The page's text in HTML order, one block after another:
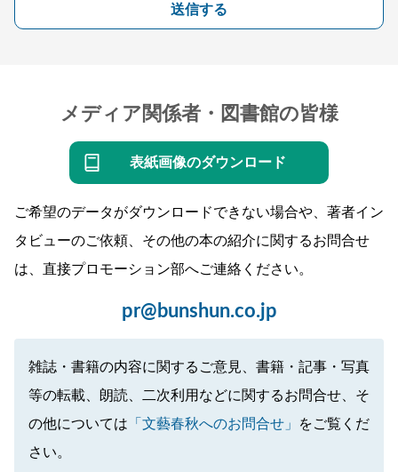
送信する
メディア関係者・図書館の皆様
表紙画像のダウンロード
ご希望のデータがダウンロードできない場合や、著者イン
タビューのご依頼、その他の本の紹介に関するお問合せ
は、直接プロモーション部へご連絡ください。
pr@bunshun.co.jp
雑誌・書籍の内容に関するご意見、書籍・記事・写真
等の転載、朗読、二次利用などに関するお問合せ、そ
の他については 「文藝春秋へのお問合せ」
をご覧くだ
さい。